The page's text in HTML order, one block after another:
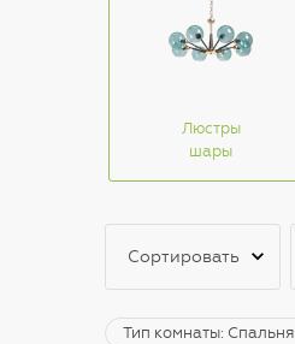
Люстры
шары
Сортировать
Тип комнаты: Спальня